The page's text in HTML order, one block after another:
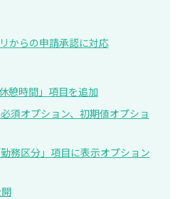
からの申請承認に対応
憩時間」項目を追加
須オプション、初期値オプショ
務区分」項目に表示オプション